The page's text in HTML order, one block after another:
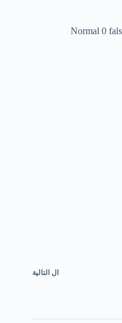
Normal 0
ال التالية